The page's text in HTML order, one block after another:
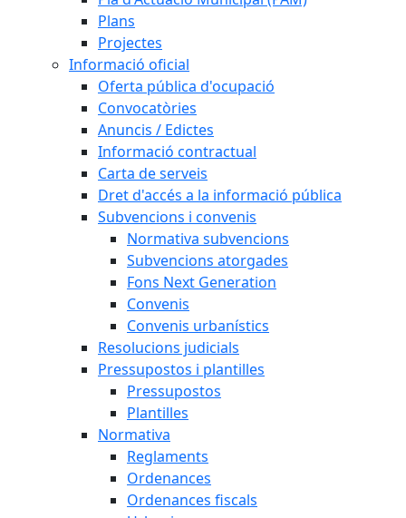
Plans
Projectes
Informació oficial
Oferta pública d'ocupació
Convocatòries
Anuncis / Edictes
Informació contractual
Carta de serveis
Dret d'accés a la informació pública
Subvencions i convenis
Normativa subvencions
Subvencions atorgades
Fons Next Generation
Convenis
Convenis urbanístics
Resolucions judicials
Pressupostos i plantilles
Pressupostos
Plantilles
Normativa
Reglaments
Ordenances
Ordenances fiscals